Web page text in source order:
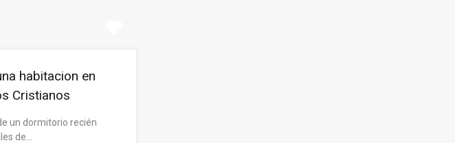
habitacion en
Cristianos
un dormitorio recién
de…